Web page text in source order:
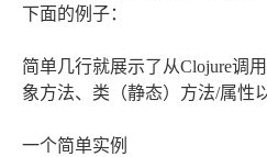
下面的例子：
简单几行就展示了从Clojure调
象方法、类（静态）方法/属性
一个简单实例